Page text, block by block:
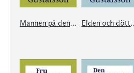
Mannen på den blå cykeln Elden